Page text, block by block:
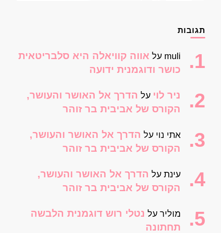
תגובות
muli על אווה קוויאלה היא סלבריטאית
כושר ודוגמנית ידועה
ניר לוי על הדרך אל האושר והעושר,
הקורס של אביבית בר זוהר
אתי נוי על הדרך אל האושר והעושר,
הקורס של אביבית בר זוהר
עינת על הדרך אל האושר והעושר,
הקורס של אביבית בר זוהר
מוליר על נטלי רוש דוגמנית הלבשה
תחתונה